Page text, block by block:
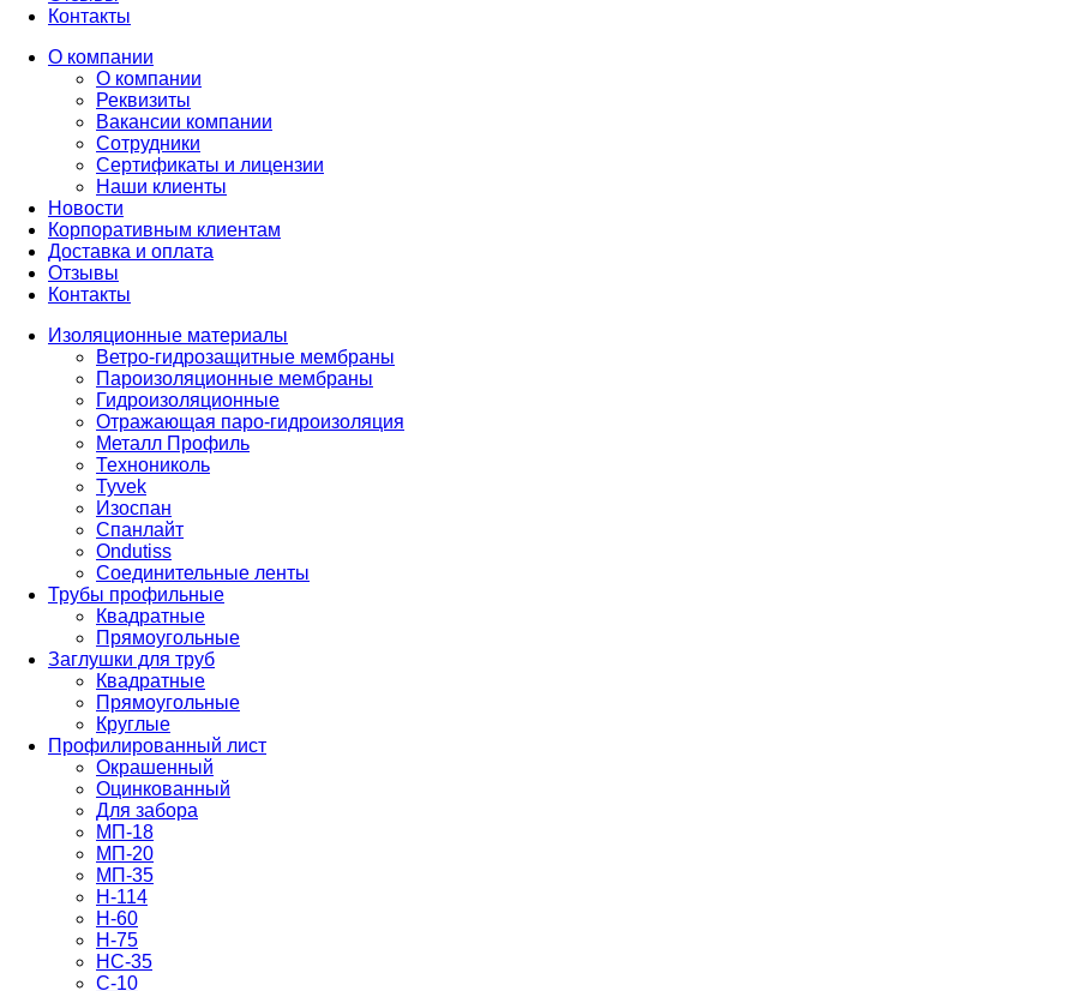
Контакты
О компании
О компании
Реквизиты
Вакансии компании
Сотрудники
Сертификаты и лицензии
Наши клиенты
Новости
Корпоративным клиентам
Доставка и оплата
Отзывы
Контакты
Изоляционные материалы
Ветро-гидрозащитные мембраны
Пароизоляционные мембраны
Гидроизоляционные
Отражающая паро-гидроизоляция
Металл Профиль
Технониколь
Tyvek
Изоспан
Спанлайт
Ondutiss
Соединительные ленты
Трубы профильные
Квадратные
Прямоугольные
Заглушки для труб
Квадратные
Прямоугольные
Круглые
Профилированный лист
Окрашенный
Оцинкованный
Для забора
МП-18
МП-20
МП-35
Н-114
Н-60
Н-75
НС-35
С-10